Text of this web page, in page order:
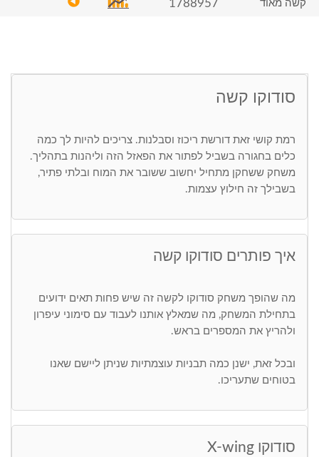
קשה מאוד 1788957
סודוקו קשה
רמת קושי זאת דורשת ריכוז וסבלנות. צריכים להיות לך כמה
כלים בחגורה בשביל לפתור את הפאזל הזה וליהנות בתהליך.
משחק ששחקן מתחיל יחשוב ששובר את המוח ובלתי פתיר,
בשבילך זה חילוץ עצמות.
איך פותרים סודוקו קשה
מה שהופך משחק סודוקו לקשה זה שיש פחות תאים ידועים
בתחילת המשחק, מה שמאלץ אותנו לעבוד עם סימוני עיפרון
ולהריץ את המספרים בראש.
ובכל זאת, ישנן כמה תבניות עוצמתיות שניתן ליישם שאנו
בטוחים שתעריכו.
סודוקו X-wing